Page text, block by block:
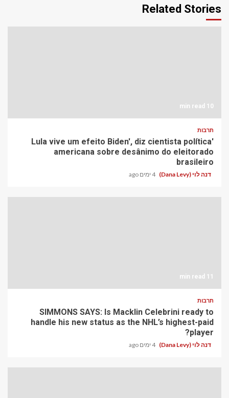
Related Stories
10 min read
תרבות
'Lula vive um efeito Biden', diz cientista política
americana sobre desânimo do eleitorado
brasileiro
דנה לוי (Dana Levy) 4 ימים ago
11 min read
תרבות
SIMMONS SAYS: Is Macklin Celebrini ready to
handle his new status as the NHL’s highest-paid
player?
דנה לוי (Dana Levy) 4 ימים ago